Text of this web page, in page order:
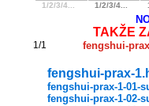
1/2/3/4... 1/2/3/4...
TAKŽE
1/1 fengshui-
fengshui-prax-
fengshui-prax-1-01-
fengshui-prax-1-02-